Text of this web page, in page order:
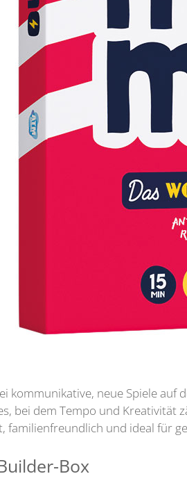
kommunikative, neue Spiele
bei dem Tempo und
familienfreundlich und ideal für
Box